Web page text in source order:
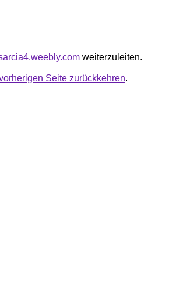
weiterzuleiten.
Seite zurückkehren.